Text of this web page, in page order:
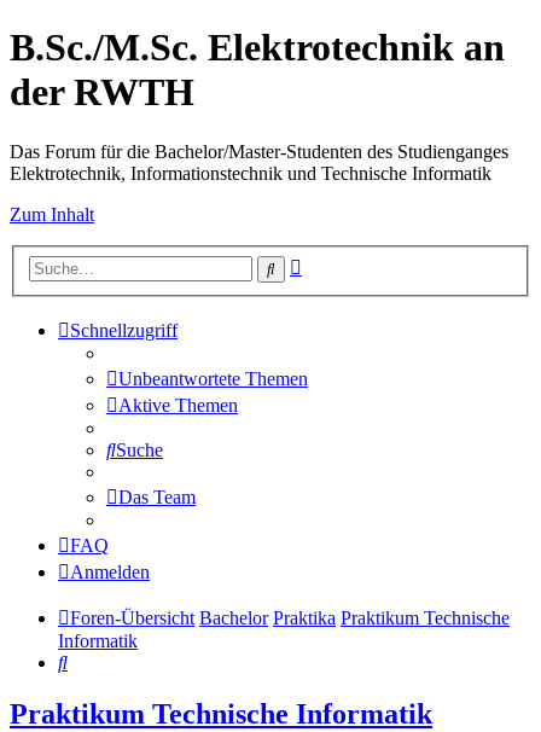
B.Sc./M.Sc. Elektrotechnik an
der RWTH
Das Forum für die Bachelor/Master-Studenten des Studienganges
Elektrotechnik, Informationstechnik und Technische Informatik
Zum Inhalt
Suche
Schnellzugriff
Unbeantwortete Themen
Aktive Themen
Suche
Das Team
FAQ
Anmelden
Foren-Übersicht Bachelor Praktika Praktikum Technische
Informatik
Suche
Praktikum Technische Informatik